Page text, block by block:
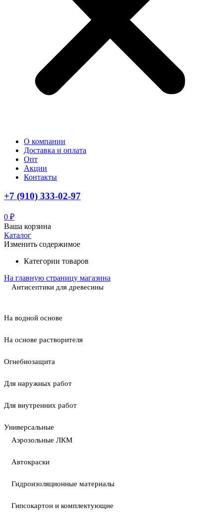
О компании
Доставка и оплата
Опт
Акции
Контакты
+7 (910) 333-02-97
0 ₽
Ваша корзина
Каталог
Изменить содержимое
Категории товаров
На главную страницу магазина
Антисептики для древесины
На водной основе
На основе растворителя
Огнебиозащита
Для наружных работ
Для внутренних работ
Универсальные
Аэрозольные ЛКМ
Автокраски
Гидроизоляционные материалы
Гипсокартон и комплектующие